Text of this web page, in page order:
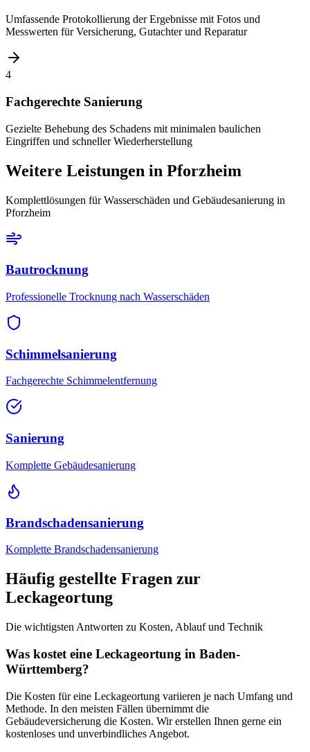
Umfassende Protokollierung der Ergebnisse mit Fotos und
Messwerten für Versicherung, Gutachter und Reparatur
4
Fachgerechte Sanierung
Gezielte Behebung des Schadens mit minimalen baulichen
Eingriffen und schneller Wiederherstellung
Weitere Leistungen in Pforzheim
Komplettlösungen für Wasserschäden und Gebäudesanierung in
Pforzheim
Bautrocknung
Professionelle Trocknung nach Wasserschäden
Schimmelsanierung
Fachgerechte Schimmelentfernung
Sanierung
Komplette Gebäudesanierung
Brandschadensanierung
Komplette Brandschadensanierung
Häufig gestellte Fragen zur
Leckageortung
Die wichtigsten Antworten zu Kosten, Ablauf und Technik
Was kostet eine Leckageortung in Baden-
Württemberg?
Die Kosten für eine Leckageortung variieren je nach Umfang und
Methode. In den meisten Fällen übernimmt die
Gebäudeversicherung die Kosten. Wir erstellen Ihnen gerne ein
kostenloses und unverbindliches Angebot.